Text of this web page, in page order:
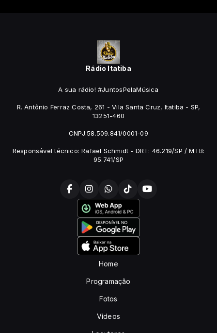
Rádio Itatiba
A sua rádio! #JuntosPelaMúsica
R. Antônio Ferraz Costa, 261 - Vila Santa Cruz, Itatiba - SP,
13251-460
CNPJ:58.509.841/0001-09
Responsável técnico: Rafael Schmidt - DRT: 46.219/SP / MTB:
95.741/SP
Home
Programação
Fotos
Vídeos